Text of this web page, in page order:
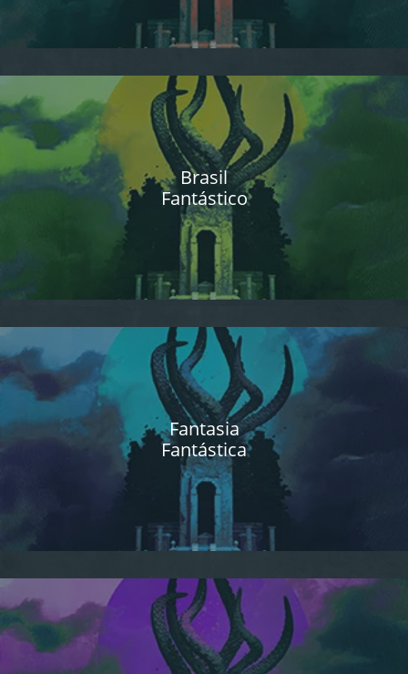
Brasil
Fantástico
Fantasia
Fantástica